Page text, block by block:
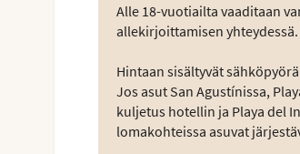
Alle 18-vuotiailta vaaditaan
allekirjoittamisen yhteydessä.
Hintaan sisältyvät
Jos asut San Agustínissa,
kuljetus hotellin ja Playa del
lomakohteissa asuvat